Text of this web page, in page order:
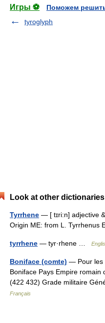
Игры ⚽
Поможем
tyroglyph
Look at other
Tyrrhene — [ tɪri:n] adjective
Origin ME: from L.
tyrrhene — tyr·rhene …
Boniface (comte) — Pour les
Boniface Pays Empire romain
(422 432) Grade militaire
Français